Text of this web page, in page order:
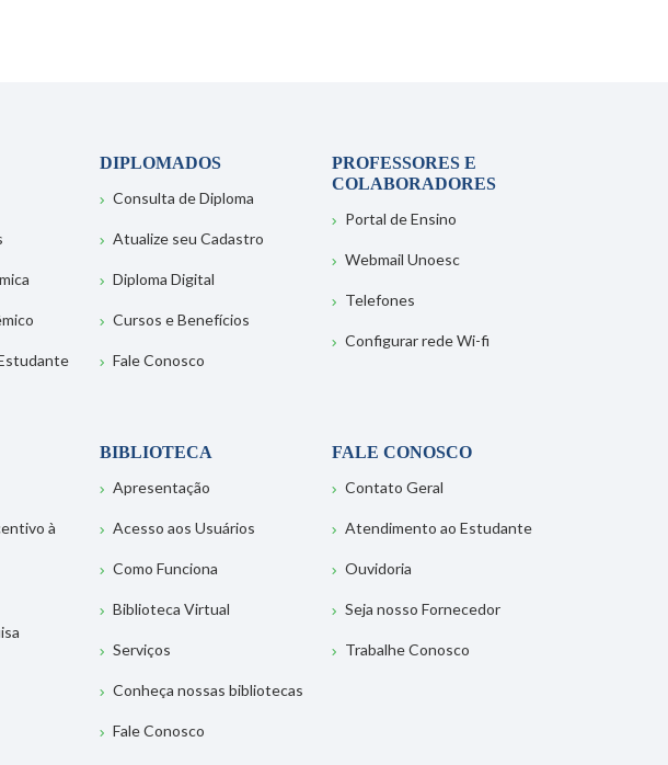
DIPLOMADOS
Consulta de Diploma
Atualize seu Cadastro
Diploma Digital
Cursos e Benefícios
Fale Conosco
PROFESSORES E
COLABORADORES
Portal de Ensino
Webmail Unoesc
Telefones
Configurar rede Wi-fi
à
BIBLIOTECA
Apresentação
Acesso aos Usuários
Como Funciona
Biblioteca Virtual
Serviços
Conheça nossas bibliotecas
Fale Conosco
FALE CONOSCO
Contato Geral
Atendimento ao Estudante
Ouvidoria
Seja nosso Fornecedor
Trabalhe Conosco